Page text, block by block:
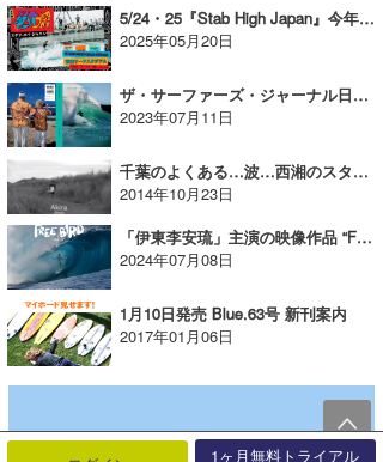
5/24・25『Stab High Japan』今年も開催決定！【AD】
2025年05月20日
ザ・サーファーズ・ジャーナル日本版は創刊13周年！最新刊のご案内【AD】
2023年07月11日
千葉のよくある…波…西湘のスタイルマスター…シンドウアキラ…
2014年10月23日
「伊東李安琉」主演の映像作品 “FREE BIRD”7/13上映会開催【AD】
2024年07月08日
1月10日発売 Blue.63号 新刊案内
2017年01月06日
1ヶ月無料トライアル